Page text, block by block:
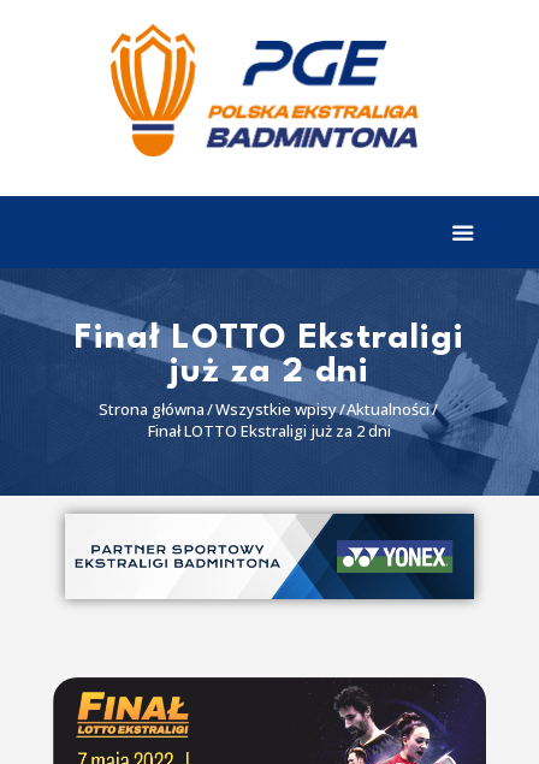
Finał LOTTO Ekstraligi
już za 2 dni
Strona główna Wszystkie wpisy Aktualności
Finał LOTTO Ekstraligi już za 2 dni
EKSTRALIGA
Aktualności
Tabela
Wyniki
Terminarz
Partnerzy
II liga